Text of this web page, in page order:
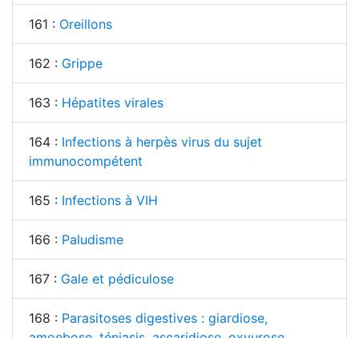
161 : Oreillons
162 : Grippe
163 : Hépatites virales
164 : Infections à herpès virus du sujet
immunocompétent
165 : Infections à VIH
166 : Paludisme
167 : Gale et pédiculose
168 : Parasitoses digestives : giardiose,